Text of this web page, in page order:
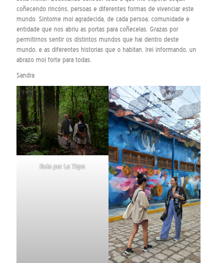
coñecendo rincóns, persoas e diferentes formas de vivenciar este
mundo. Sintome moi agradecida, de cada persoa, comunidade e
entidade que nos abriu as portas para coñecelas. Grazas por
permitirnos sentir os distintos mundos que hai dentro deste
mundo, e as diferentes historias que o habitan. Irei informando, un
abrazo moi forte para todas.
Sandra
Ruta por La Tigra